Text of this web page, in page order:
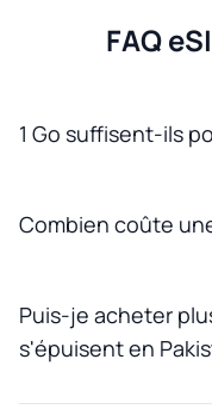
FAQ
1 Go suffisent-ils
Combien coûte
Puis-je acheter
s'épuisent en